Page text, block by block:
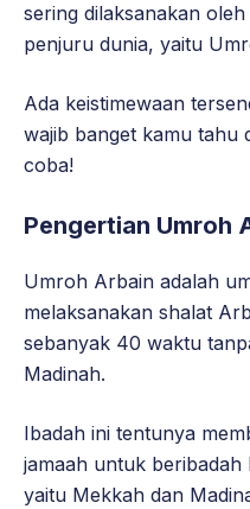
sering dilaksanakan
penjuru dunia, yaitu
Ada keistimewaan
wajib banget kamu tahu
coba!
Pengertian Umroh
Umroh Arbain adalah
melaksanakan shalat
sebanyak 40 waktu
Madinah.
Ibadah ini tentunya
jamaah untuk beribadah
yaitu Mekkah dan